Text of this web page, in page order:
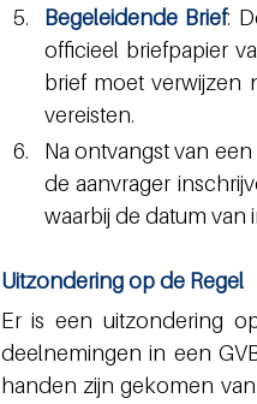
Begeleidende Brief:
officieel briefpapier
brief moet verwijzen
vereisten.
Na ontvangst van
de aanvrager
waarbij de datum
Uitzondering op de Regel
Er is een uitzondering
deelnemingen in een
handen zijn gekomen